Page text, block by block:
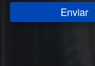
Enviar